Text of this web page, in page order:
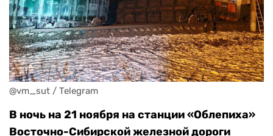
@vm_sut / Telegram
В ночь на 21 ноября на станции «Облепиха»
Восточно-Сибирской железной дороги